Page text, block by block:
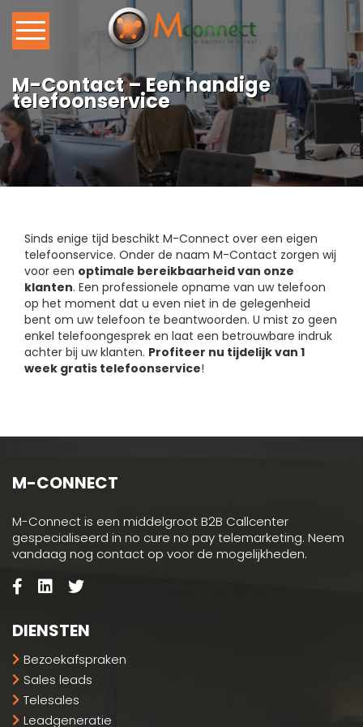
Home
Ons Callcenter
Callcenter Diensten
Blog
Contact
M-Contact – Een handige
telefoonservice
Sinds enige tijd beschikt M-Connect over een eigen
telefoonservice. Onder de naam M-Contact zorgen wij
voor een optimale bereikbaarheid van onze
klanten. Een professionele opname van uw telefoon
op het moment dat u even niet in de gelegenheid
bent om uw telefoon te beantwoorden. U mist zo geen
enkel telefoongesprek en laat een betrouwbare indruk
achter bij uw klanten. Profiteer nu tijdelijk van 1
week gratis telefoonservice!
M-CONNECT
M-Connect is een middelgroot B2B Callcenter
gespecialiseerd in no cure no pay telemarketing. Neem
vandaag nog contact op voor de mogelijkheden.
DIENSTEN
Bezoekafspraken
Sales leads
Telesales
Leadgeneratie